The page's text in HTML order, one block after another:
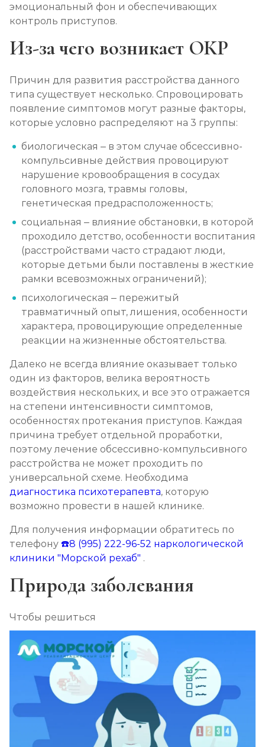
эмоциональный фон и обеспечивающих
контроль приступов.
Из-за чего возникает ОКР
Причин для развития расстройства данного
типа существует несколько. Спровоцировать
появление симптомов могут разные факторы,
которые условно распределяют на 3 группы:
биологическая – в этом случае обсессивно-
компульсивные действия провоцируют
нарушение кровообращения в сосудах
головного мозга, травмы головы,
генетическая предрасположенность;
социальная – влияние обстановки, в которой
проходило детство, особенности воспитания
(расстройствами часто страдают люди,
которые детьми были поставлены в жесткие
рамки всевозможных ограничений);
психологическая – пережитый
травматичный опыт, лишения, особенности
характера, провоцирующие определенные
реакции на жизненные обстоятельства.
Далеко не всегда влияние оказывает только
один из факторов, велика вероятность
воздействия нескольких, и все это отражается
на степени интенсивности симптомов,
особенностях протекания приступов. Каждая
причина требует отдельной проработки,
поэтому лечение обсессивно-компульсивного
расстройства не может проходить по
универсальной схеме. Необходима
диагностика психотерапевта, которую
возможно провести в нашей клинике.
Для получения информации обратитесь по
телефону ☎️8 (995) 222-96-52 наркологической
клиники "Морской рехаб" .
Природа заболевания
Чтобы решиться